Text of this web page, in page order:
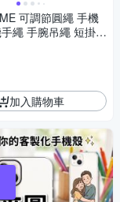
可調節圓繩 手機
繩 手腕吊繩 短掛繩
用掛繩 21.5公分長
定顏色出貨) CPA0
加入購物車